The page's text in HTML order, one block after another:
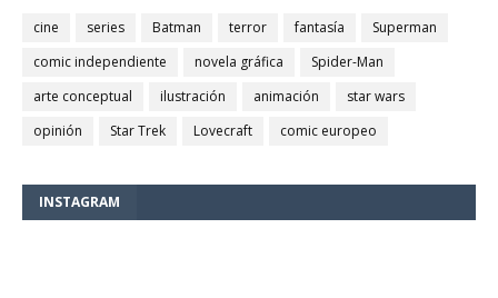
cine series Batman terror fantasía
Superman
comic independiente
novela gráfica
Spider-Man
arte conceptual
ilustración animación
star wars
opinión
Star Trek Lovecraft comic europeo
INSTAGRAM